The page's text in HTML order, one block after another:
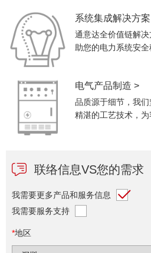
系统集成解决方
通意达全价值链解决
助您的电力系统安
电气产品制造 >
品质源于细节，我们
精湛的工艺技术，
联络信息VS您的需求
我需要更多产品和服务信息
我需要服务支持
*地区